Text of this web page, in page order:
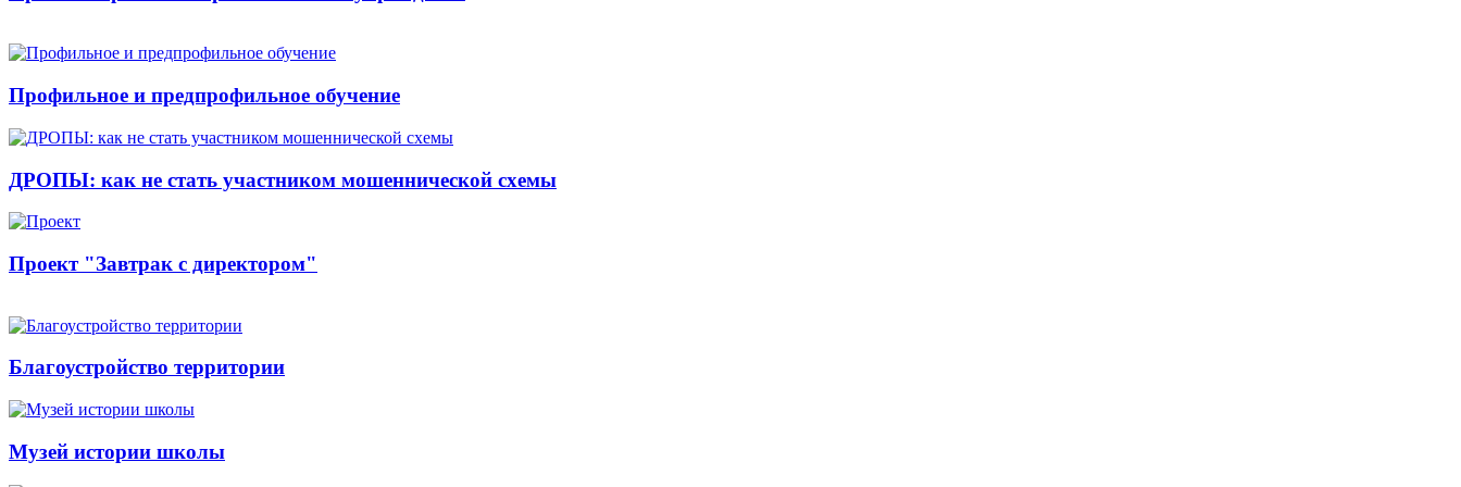
Профильное и предпрофильное обучение
ДРОПЫ: как не стать участником мошеннической схемы
Проект "Завтрак с директором"
Благоустройство территории
Музей истории школы